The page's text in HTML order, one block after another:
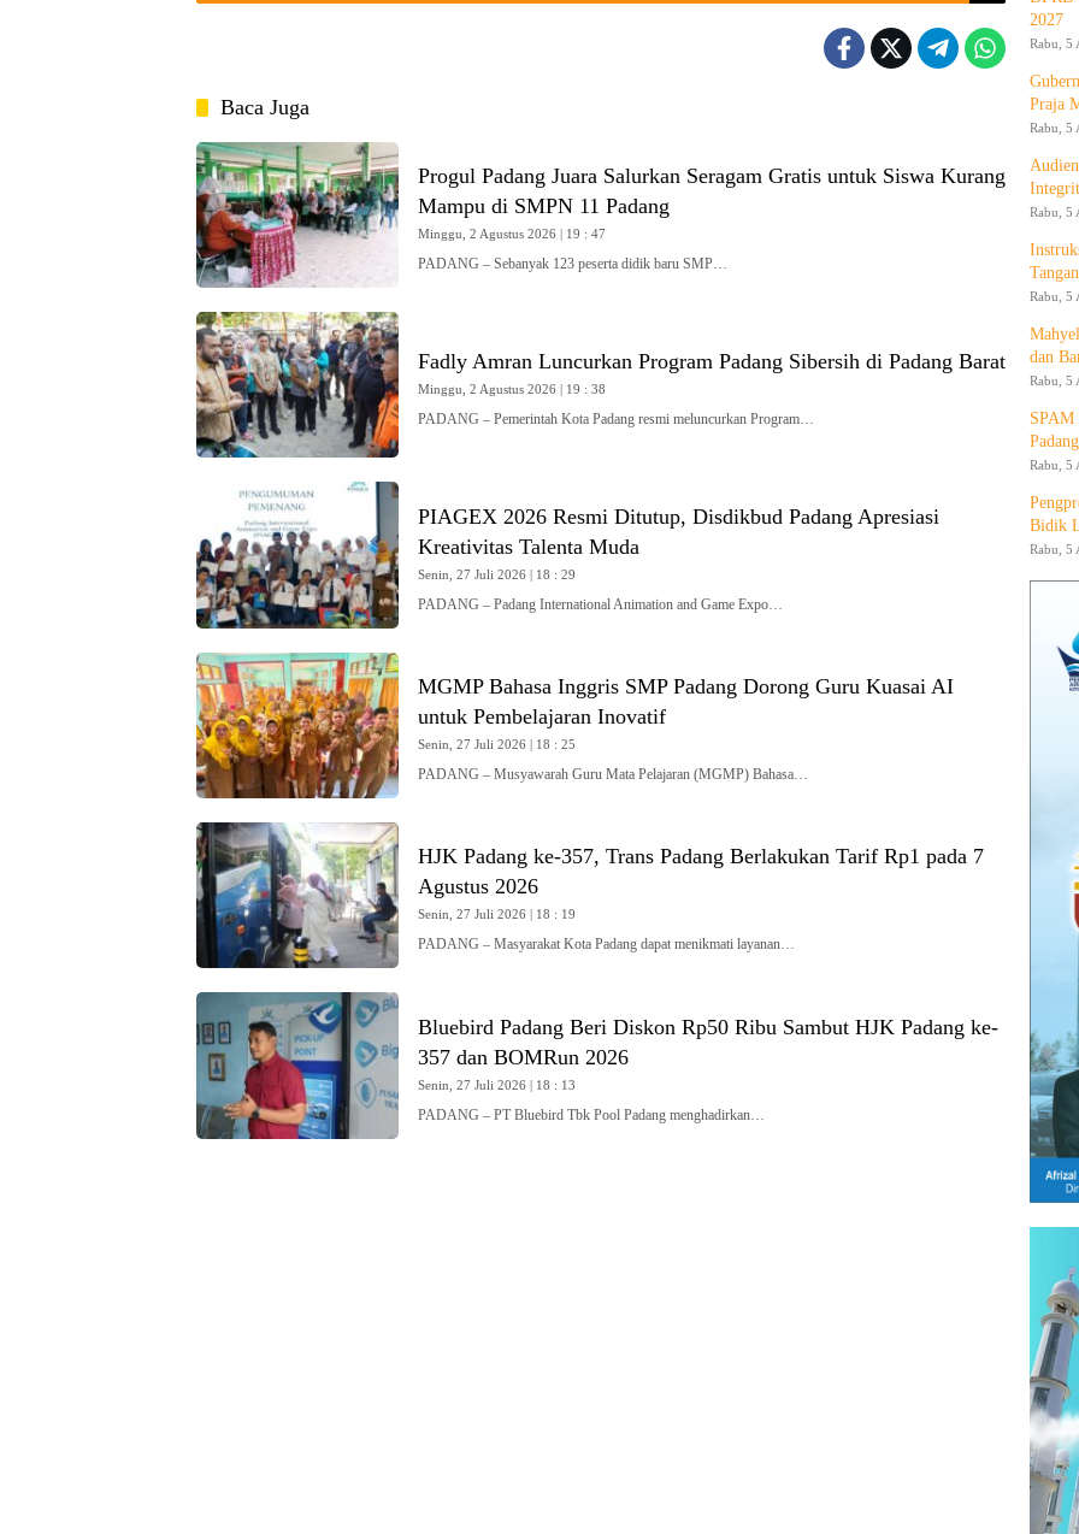
Baca Juga
Progul Padang Juara Salurkan Seragam Gratis untuk Siswa Kurang
Mampu di SMPN 11 Padang
Minggu, 2 Agustus 2026 | 19 : 47
PADANG – Sebanyak 123 peserta didik baru SMP…
Fadly Amran Luncurkan Program Padang Sibersih di Padang Barat
Minggu, 2 Agustus 2026 | 19 : 38
PADANG – Pemerintah Kota Padang resmi meluncurkan Program…
PIAGEX 2026 Resmi Ditutup, Disdikbud Padang Apresiasi
Kreativitas Talenta Muda
Senin, 27 Juli 2026 | 18 : 29
PADANG – Padang International Animation and Game Expo…
MGMP Bahasa Inggris SMP Padang Dorong Guru Kuasai AI
untuk Pembelajaran Inovatif
Senin, 27 Juli 2026 | 18 : 25
PADANG – Musyawarah Guru Mata Pelajaran (MGMP) Bahasa…
HJK Padang ke-357, Trans Padang Berlakukan Tarif Rp1 pada 7
Agustus 2026
Senin, 27 Juli 2026 | 18 : 19
PADANG – Masyarakat Kota Padang dapat menikmati layanan…
Bluebird Padang Beri Diskon Rp50 Ribu Sambut HJK Padang ke-
357 dan BOMRun 2026
Senin, 27 Juli 2026 | 18 : 13
PADANG – PT Bluebird Tbk Pool Padang menghadirkan…
2027
Rabu, 5
Praja
Rabu, 5
Rabu, 5
Rabu, 5
dan
Rabu, 5
Rabu, 5
Bidik
Rabu, 5